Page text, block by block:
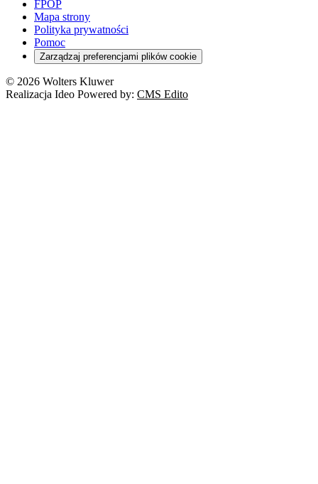
FPOP
Mapa strony
Polityka prywatności
Pomoc
Zarządzaj preferencjami plików cookie
© 2026 Wolters Kluwer
Realizacja Ideo Powered by: CMS Edito